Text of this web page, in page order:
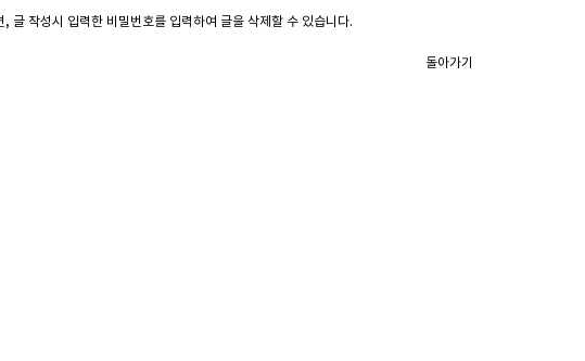
, 글 작성시 입력한 비밀번호를 입력하여 글을 삭제할 수 있습니다.
돌아가기